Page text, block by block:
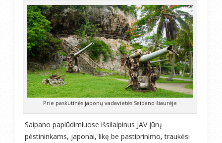
Prie paskutinės japonų vadavietės Saipano šiaurėje
Saipano paplūdimiuose išsilaipinus JAV jūrų
pėstininkams, japonai, likę be pastiprinimo, traukėsi